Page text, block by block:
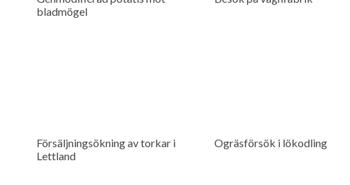
bladmögel
Försäljningsökning av torkar i
Lettland
Ogräsförsök i lökodling